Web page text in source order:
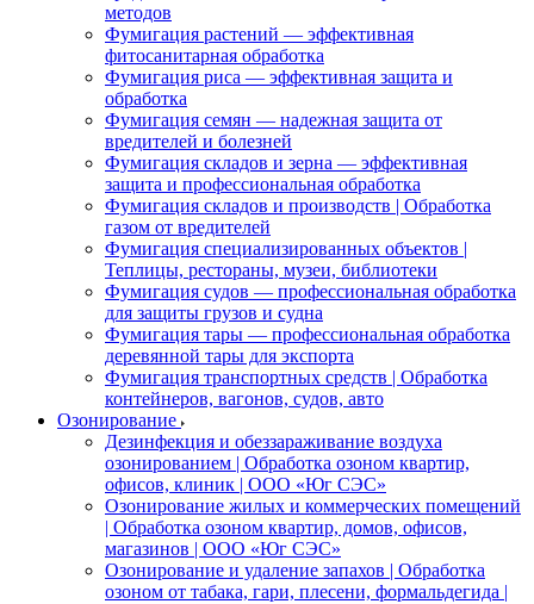
методов
Фумигация растений — эффективная
фитосанитарная обработка
Фумигация риса — эффективная защита и
обработка
Фумигация семян — надежная защита от
вредителей и болезней
Фумигация складов и зерна — эффективная
защита и профессиональная обработка
Фумигация складов и производств | Обработка
газом от вредителей
Фумигация специализированных объектов |
Теплицы, рестораны, музеи, библиотеки
Фумигация судов — профессиональная обработка
для защиты грузов и судна
Фумигация тары — профессиональная обработка
деревянной тары для экспорта
Фумигация транспортных средств | Обработка
контейнеров, вагонов, судов, авто
Озонирование
Дезинфекция и обеззараживание воздуха
озонированием | Обработка озоном квартир,
офисов, клиник | ООО «Юг СЭС»
Озонирование жилых и коммерческих помещений
| Обработка озоном квартир, домов, офисов,
магазинов | ООО «Юг СЭС»
Озонирование и удаление запахов | Обработка
озоном от табака, гари, плесени, формальдегида |